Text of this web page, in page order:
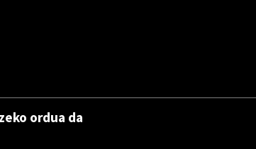
ordua da